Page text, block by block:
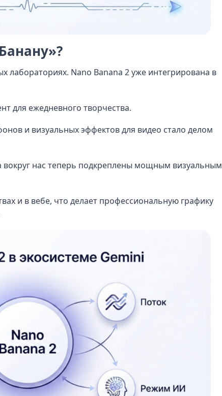
лабораториях. Nano Banana 2 уже интегрирована в
для ежедневного творчества.
и визуальных эффектов для видео стало делом
вокруг нас теперь подкреплены мощным визуальным
и в вебе, что делает профессиональную графику